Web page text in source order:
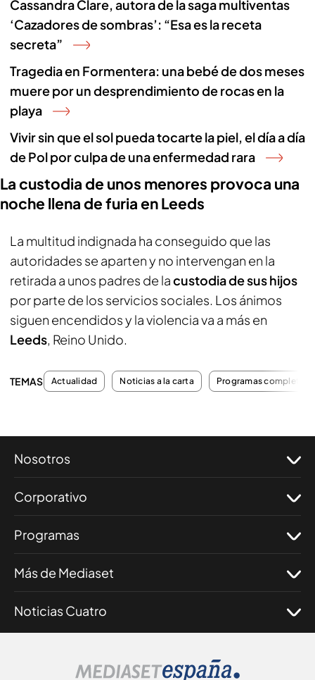
Cassandra Clare, autora de la saga multiventas
‘Cazadores de sombras’: “Esa es la receta
secreta”
Tragedia en Formentera: una bebé de dos meses
muere por un desprendimiento de rocas en la
playa
Vivir sin que el sol pueda tocarte la piel, el día a día
de Pol por culpa de una enfermedad rara
La custodia de unos menores provoca una
noche llena de furia en Leeds
La multitud indignada ha conseguido que las
autoridades se aparten y no intervengan en la
retirada a unos padres de lacustodia de sus hijos
por parte de los servicios sociales. Los ánimos
siguen encendidos y la violencia va a más en
Leeds, Reino Unido.
TEMAS Actualidad Noticias a la carta Programas completos
Nosotros
Corporativo
Programas
Más de Mediaset
Noticias Cuatro